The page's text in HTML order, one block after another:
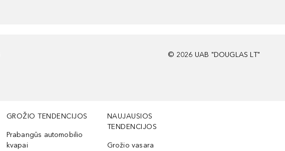
© 2026 UAB "DOUGLAS LT"
GROŽIO TENDENCIJOS
Prabangūs automobilio
kvapai
NAUJAUSIOS
TENDENCIJOS
Grožio vasara